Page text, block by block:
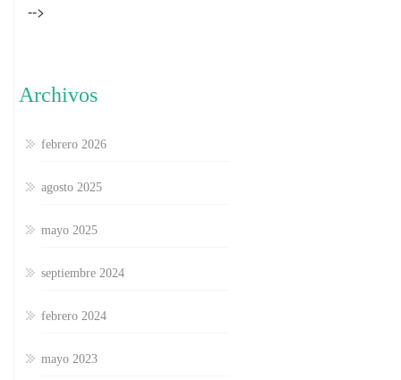
-->
Archivos
febrero 2026
agosto 2025
mayo 2025
septiembre 2024
febrero 2024
mayo 2023